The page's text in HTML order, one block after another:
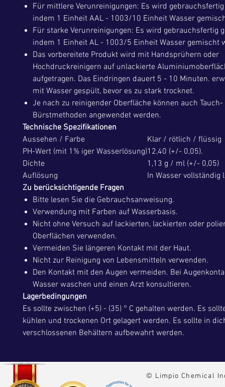
Für mittlere Verunreinigungen: Es wird
indem 1 Einheit AAL - 1003/10 Einheit Wasser
Für starke Verunreinigungen: Es wird gebrauchsfertig
indem 1 Einheit AL - 1003/5 Einheit Wasser gemischt
Das vorbereitete Produkt wird mit Handsprühern oder
Hochdruckreinigern auf unlackierte
aufgetragen. Das Eindringen dauert 5 - 10 Minuten.
mit Wasser gespült, bevor es zu stark trocknet.
Je nach zu reinigender Oberfläche können auch
Bürstmethoden angewendet werden.
Technische Spezifikationen
Aussehen / Farbe
Klar / rötlich / flüssig
PH-Wert (mit 1% iger Wasserlösung)12,40 (+/- 0,05).
Dichte
1,13 g / ml (+/- 0,05)
Auflösung
In Wasser vollständig
Zu berücksichtigende Fragen
Bitte lesen Sie die Gebrauchsanweisung.
Verwendung mit Farben auf Wasserbasis.
Nicht ohne Versuch auf lackierten, lackierten oder
Oberflächen verwenden.
Vermeiden Sie längeren Kontakt mit der Haut.
Nicht zur Reinigung von Lebensmitteln verwenden.
Den Kontakt mit den Augen vermeiden. Bei
Wasser waschen und einen Arzt konsultieren.
Lagerbedingungen
Es sollte zwischen (+5) - (35) ° C gehalten werden. Es
kühlen und trockenen Ort gelagert werden. Es sollte in
verschlossenen Behältern aufbewahrt werden.
© Limpio Chemical